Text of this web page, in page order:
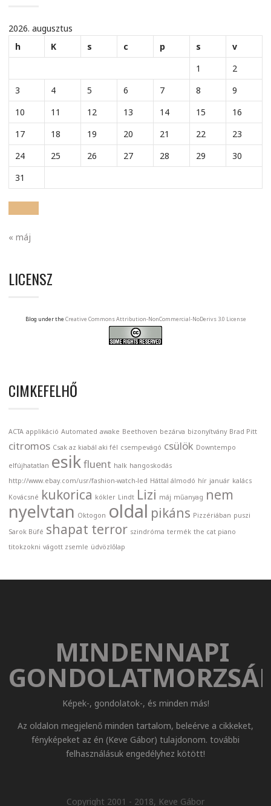
2026. augusztus
h
K s c p s
v
1
2
3
4 5 6 7 8
9
10
11 12 13 14 15
16
17
18 19 20 21 22
23
24
25 26 27 28 29
30
31
« máj
LICENSZ
Blog under the Creative Commons Attribution-NonCommercial-NoDerivs 3.0 License
CIMKEFELHŐ
ACTA applikáció Automated awake Beethoven bezárva bizonyítvány Brad Pitt
citromos Csak az kiabál aki fél csempevágó csülök Downtempo
elfújhatatlan esikfluent halk hangoskodás
http://www.ebay.com/usr/fashion-watch-led Háttal álmodó hír január kalács
Kovácsné kukorica kókler Lindt Lizi máj műanyag nem
nyelvtan Oktogon oldal pikáns Pizzériában puszi
Sarok Büfé shapat terror szindróma termék the cat piano
titokzokni vágott zsemle üdvözlőlap
MINDENNAPI
Képek-, gondolatok-, és minden más!
Az oldalon megjelenő minden tartalom, beleérve a cikkeket,
fényképeket az én (Keve Gábor) tulajdonom. további
felhasználásuk engedélyhez kötött!
Copyright 2001 - 2018, Keve Gábor